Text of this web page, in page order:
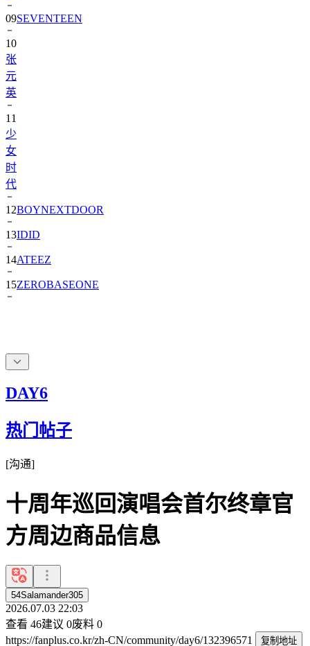
09SEVENTEEN
10
张
元
英
11
少
女
时
代
12BOYNEXTDOOR
13IDID
14ATEEZ
15ZEROBASEONE
DAY6
热门帖子
[沟通]
十周年巡回演唱会首尔终章官
方周边商品信息
54Salamander305
2026.07.03 22:03
查看 46建议 0废料 0
https://fanplus.co.kr/zh-CN/community/day6/132396571
复制地址